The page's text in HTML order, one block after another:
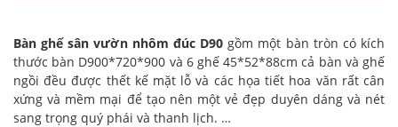
Bàn ghế sân vườn nhôm đúc D90 gồm một bàn tròn có kích
thước bàn D900*720*900 và 6 ghế 45*52*88cm cả bàn và ghế
ngồi đều được thết kế mặt lỗ và các họa tiết hoa văn rất cân
xứng và mềm mại để tạo nên một vẻ đẹp duyên dáng và nét
sang trọng quý phái và thanh lịch. …